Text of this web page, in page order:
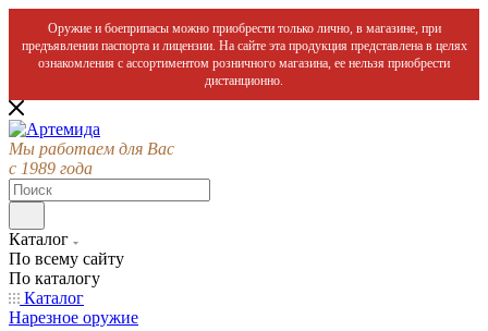
Оружие и боеприпасы можно приобрести только лично, в магазине, при
предъявлении паспорта и лицензии. На сайте эта продукция представлена в целях
ознакомления с ассортиментом розничного магазина, ее нельзя приобрести
дистанционно.
Мы работаем для Вас
с 1989 года
Каталог
По всему сайту
По каталогу
Каталог
Нарезное оружие